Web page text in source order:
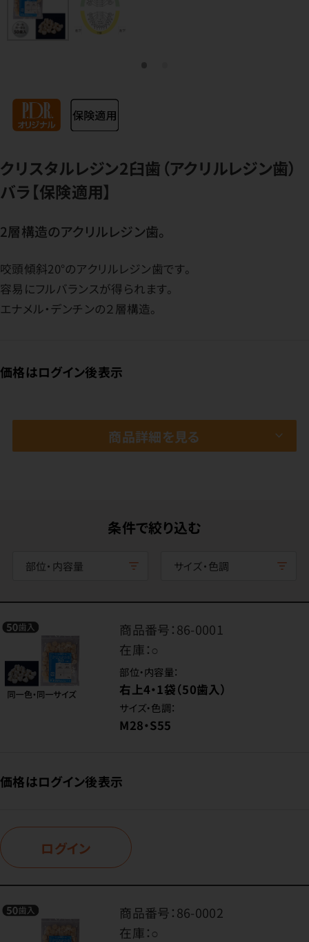
クリスタルレジン2臼歯（アクリルレジン歯）
バラ【保険適用】
2層構造のアクリルレジン歯。
咬頭傾斜20°のアクリルレジン歯です。
容易にフルバランスが得られます。
エナメル・デンチンの２層構造。
価格はログイン後表示
商品詳細を見る
条件で絞り込む
部位・内容量 サイズ・色調
商品番号：86-0001
在庫：○
部位・内容量：
右上4・1袋（50歯入）
サイズ・色調：
M28・S55
価格はログイン後表示
ログイン
商品番号：86-0002
在庫：○